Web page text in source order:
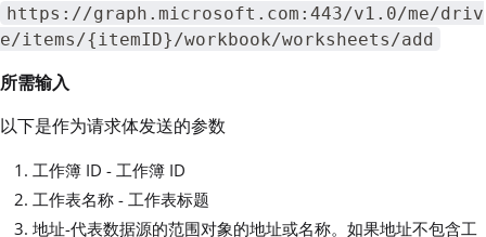
https://graph.microsoft.com:443/v1.0/me/driv
e/items/{itemID}/workbook/worksheets/add
所需输入
以下是作为请求体发送的参数
工作簿 ID - 工作簿 ID
工作表名称 - 工作表标题
地址-代表数据源的范围对象的地址或名称。如果地址不包含工